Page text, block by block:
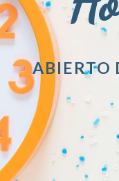
ABIERTO